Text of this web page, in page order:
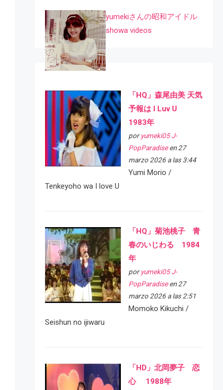
yumekiさんの昭和アイドル
showa videos
「HQ」森尾由美 天気
予報は I Luv U
1983年
por yumeki05 J-
PopParadiseen 27
marzo 2026 a las 3:44
Yumi Morio /
Tenkeyoho wa I love U
「HQ」菊池桃子 青
春のいじわる 1984
年
por yumeki05 J-
PopParadiseen 27
marzo 2026 a las 2:51
Momoko Kikuchi /
Seishun no ijiwaru
「HD」北岡夢子 恋
心 1988年